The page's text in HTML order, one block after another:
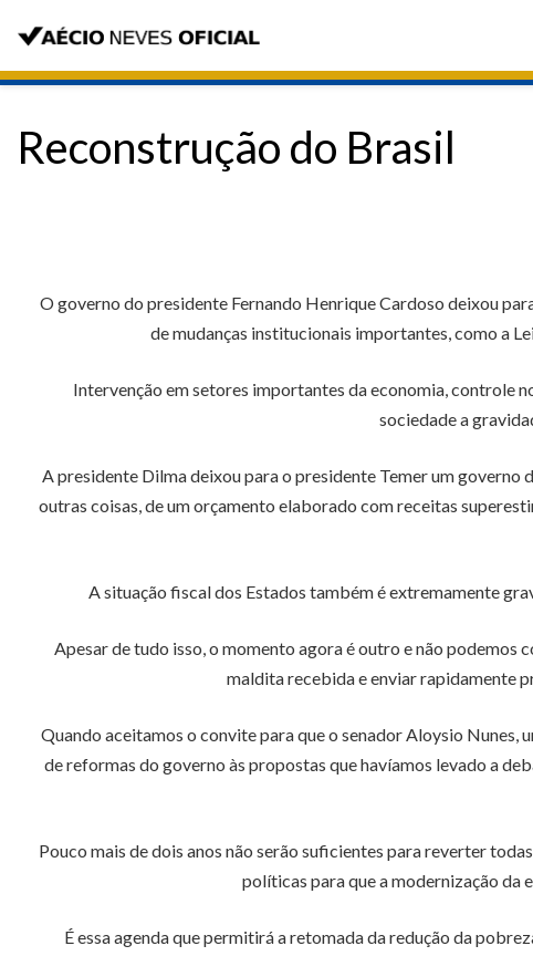
Reconstrução do Brasil
O governo do presidente Fernando Henrique Cardoso deixou
de mudanças institucionais importantes, como a
Intervenção em setores importantes da economia, controle
sociedade a
A presidente Dilma deixou para o presidente Temer um governo
outras coisas, de um orçamento elaborado com receitas
A situação fiscal dos Estados também é extremamente
Apesar de tudo isso, o momento agora é outro e não
maldita recebida e enviar rapidamente
Quando aceitamos o convite para que o senador Aloysio Nunes,
de reformas do governo às propostas que havíamos levado a
Pouco mais de dois anos não serão suficientes para reverter
políticas para que a modernização da
É essa agenda que permitirá a retomada da redução da